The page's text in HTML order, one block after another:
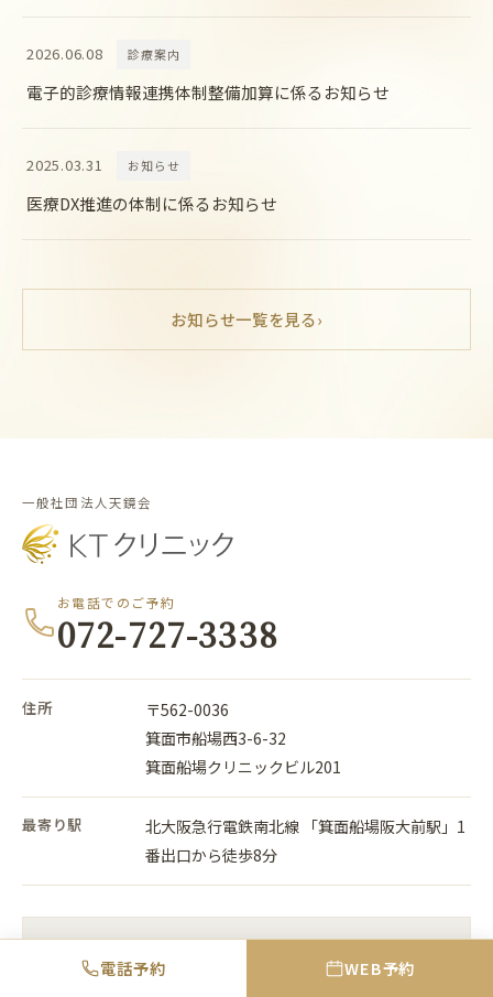
2026.06.08 診療案内
電子的診療情報連携体制整備加算に係るお知らせ
2025.03.31 お知らせ
医療DX推進の体制に係るお知らせ
お知らせ一覧を見る›
一般社団法人天鏡会
お電話でのご予約
072-727-3338
住所
〒562-0036
箕面市船場西3-6-32
箕面船場クリニックビル201
最寄り駅
北大阪急行電鉄南北線 「箕面船場阪大前駅」1
番出口から徒歩8分
電話予約 WEB予約